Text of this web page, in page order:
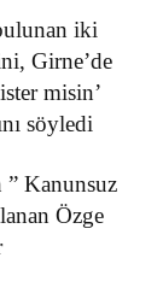
iki
Girne’de
misin’
söyledi
” Kanunsuz
Özge